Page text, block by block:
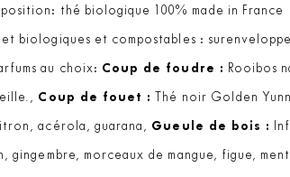
thé biologique 100% made in France
biologiques et compostables :
au choix: Coup de foudre : Rooibos
Coup de fouet : Thé noir Golden
acérola, guarana, Gueule de bois :
gingembre, morceaux de mangue, figue,